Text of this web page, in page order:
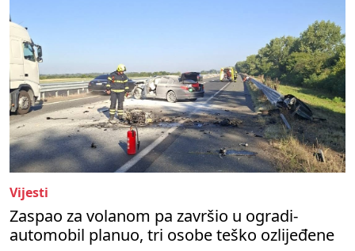
Vijesti
Zaspao za volanom pa završio u ogradi-
automobil planuo, tri osobe teško ozlijeđene